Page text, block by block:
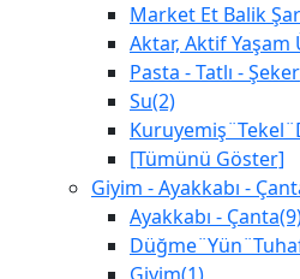
Market Et Balik
Aktar, Aktif
Pasta - Tatlı -
Su(2)
[Tümünü Göster]
Giyim - Ayakkabı -
Ayakkabı -